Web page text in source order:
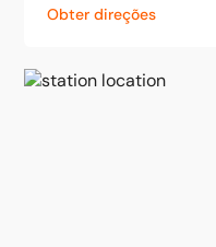
Obter direções